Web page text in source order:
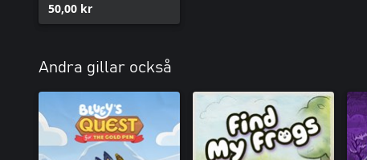
50,00 kr
Andra gillar också